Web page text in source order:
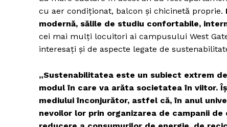
Pentru și
cu aer condiționat, balcon și chicinetă proprie.
modernă, sălile de studiu confortabile,
cei mai mulți locuitori ai campusului West
interesați și de aspecte legate de
„Sustenabilitatea este un subiect extrem
modul în care va arăta societatea în viitor.
mediului înconjurător, astfel că, în anul
nevoilor lor prin organizarea de campanii